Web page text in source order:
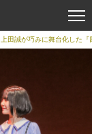
田誠が巧みに舞台化した